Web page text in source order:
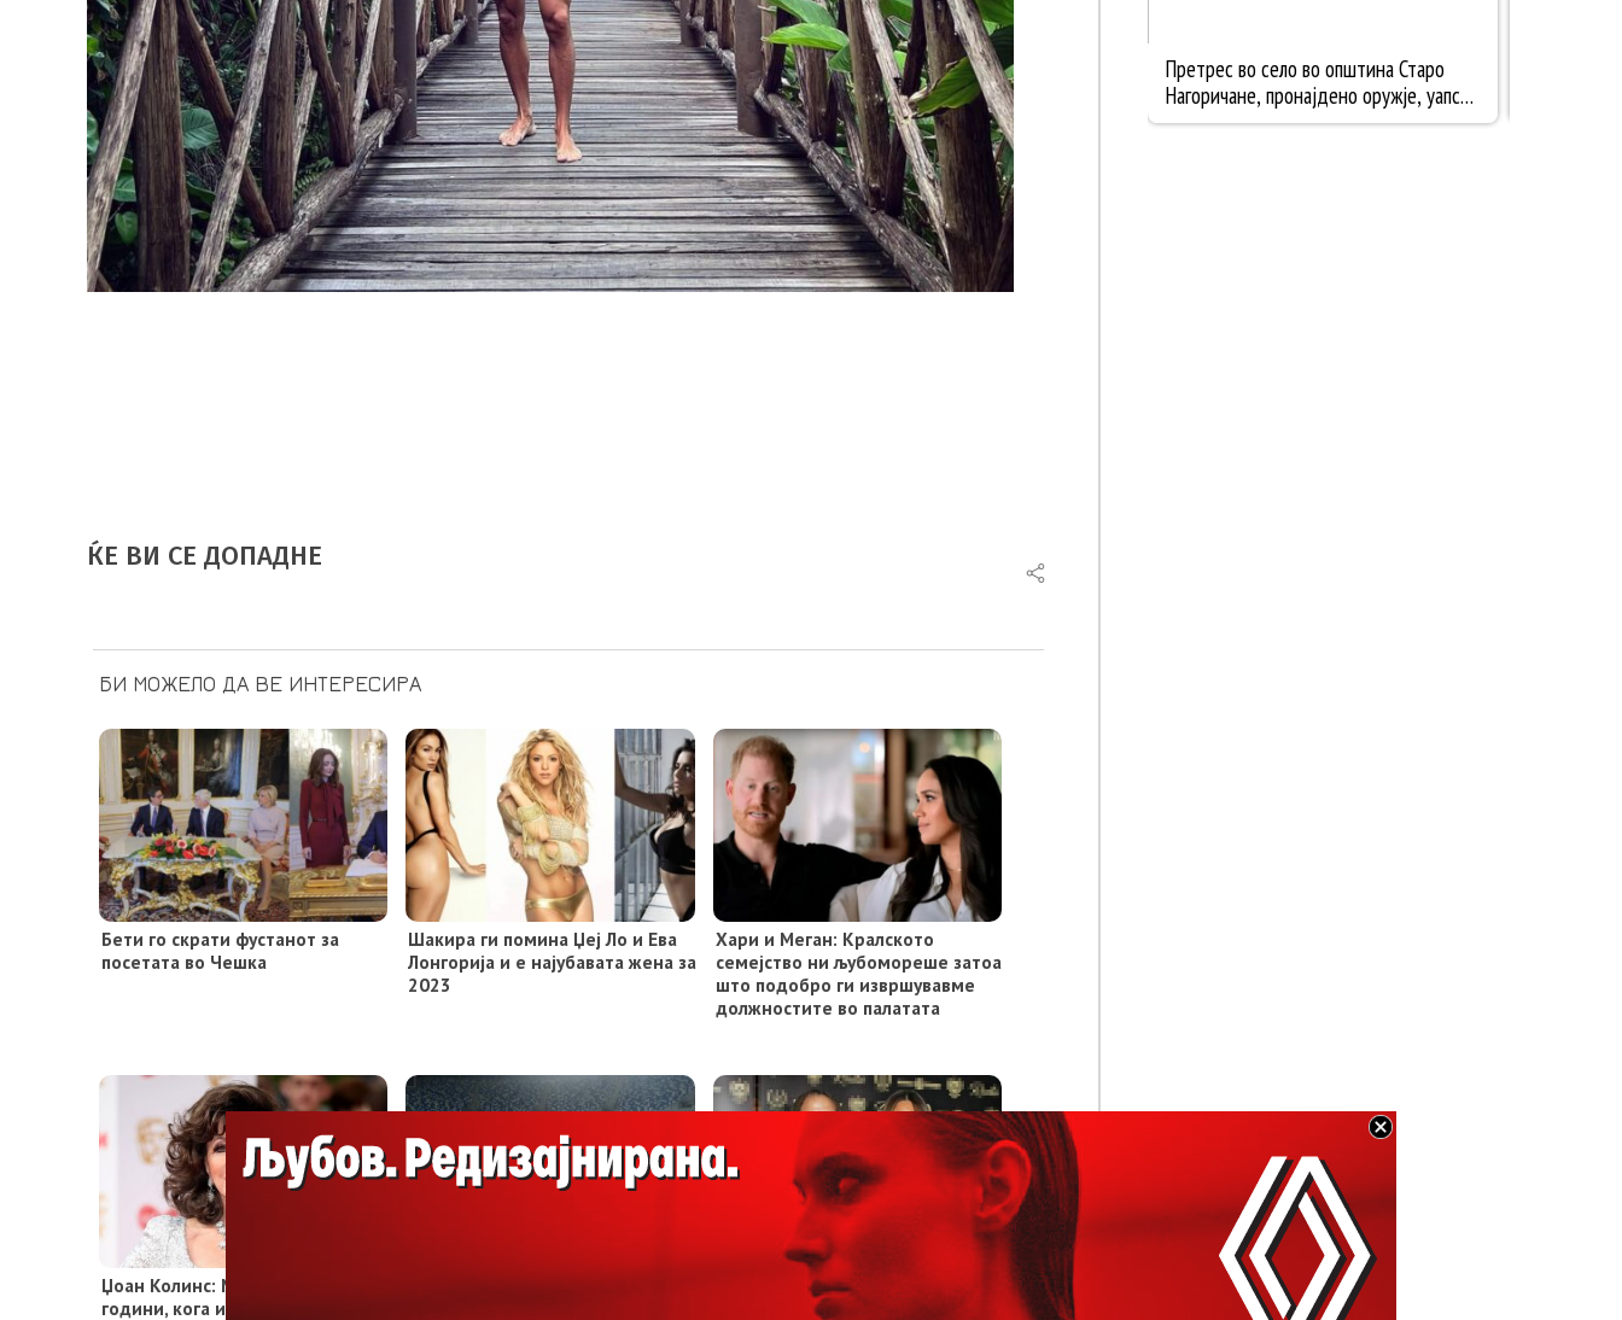
ЌЕ ВИ СЕ ДОПАДНЕ
БИ МОЖЕЛО ДА ВЕ ИНТЕРЕСИРА
Бети го скрати фустанот за
посетата во Чешка
Шакира ги помина Џеј Ло и Ева
Лонгорија и е најубавата жена за
2023
Хари и Меган: Кралското
семејство ни љубомореше затоа
што подобро ги извршувавме
должностите во палатата
Џоан Колинс: Ме силуваше на 17
години, кога и да ме повикаше
(Видео) Фудбалерите добија
„Сакав да се полијам со бензин
пред собрание “, открива Ана